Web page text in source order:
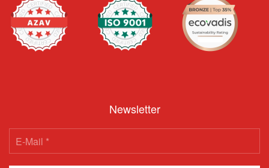
Newsletter